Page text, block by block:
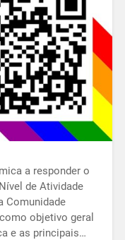
a responder o
de Atividade
Comunidade
objetivo geral
e as principais…